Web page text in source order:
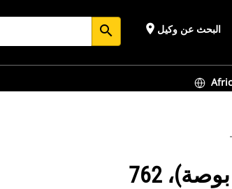
search place البحث عن وكيل
762 مم (30 بوصة)،